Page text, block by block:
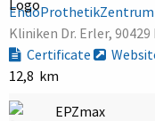
EndoProthetikZentrum
Kliniken Dr. Erler,
Certificate
12,8 km
EPZmax